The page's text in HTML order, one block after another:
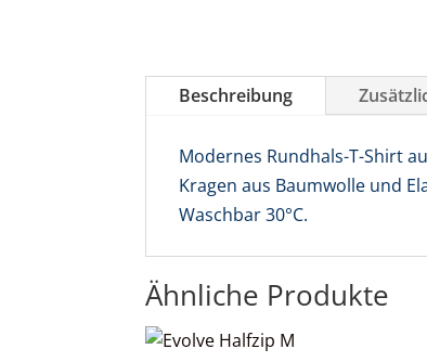
Beschreibung
Modernes Rundhals-T-Shirt
Kragen aus Baumwolle und
Waschbar 30°C.
Ähnliche Produkte